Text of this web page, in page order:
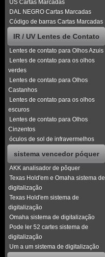
US Cartas Marcadas
DAL NEGRO Cartas Marcadas
Código de barras Cartas Marcadas
IR / UV Lentes de Contato
Lentes de contato para Olhos Azuis
Lentes de contato para os olhos
verdes
Lentes de contato para Olhos
Castanhos
Lentes de contato para os olhos
escuros
Lentes de contato para Olhos
Cinzentos
óculos de sol de infravermelhos
sistema vencedor póquer
AKK analisador de pôquer
Texas Hold'em e Omaha sistema de
digitalização
Texas Hold'em sistema de
digitalização
Omaha sistema de digitalização
Pode ler 52 cartes sistema de
digitalização
Um a um sistema de digitalização